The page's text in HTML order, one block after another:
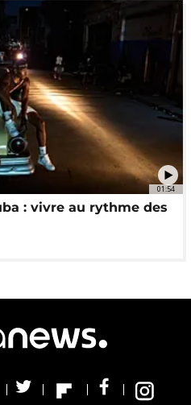
01:54
: vivre au rythme des